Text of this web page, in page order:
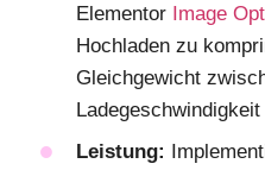
Elementor Image
Hochladen zu
Gleichgewicht
Leistung: